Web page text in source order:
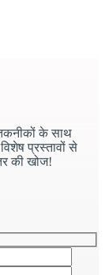
के साथ
प्रस्तावों से
की खोज!